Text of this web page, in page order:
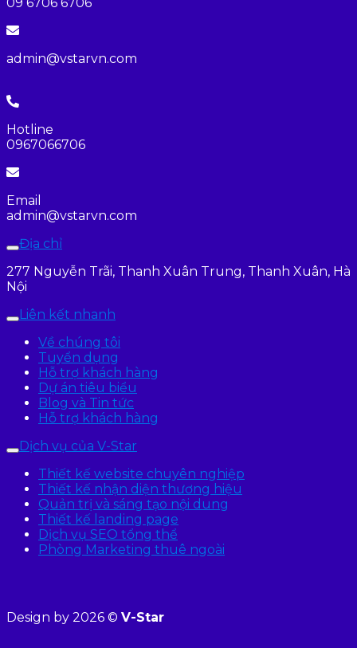
admin@vstarvn.com
Hotline
0967066706
Email
admin@vstarvn.com
Địa chỉ
277 Nguyễn Trãi, Thanh Xuân Trung, Thanh Xuân, Hà
Nội
Liên kết nhanh
Về chúng tôi
Tuyển dụng
Hỗ trợ khách hàng
Dự án tiêu biểu
Blog và Tin tức
Hỗ trợ khách hàng
Dịch vụ của V-Star
Thiết kế website chuyên nghiệp
Thiết kế nhận diện thương hiệu
Quản trị và sáng tạo nội dung
Thiết kế landing page
Dịch vụ SEO tổng thể
Phòng Marketing thuê ngoài
Design by 2026 © V-Star